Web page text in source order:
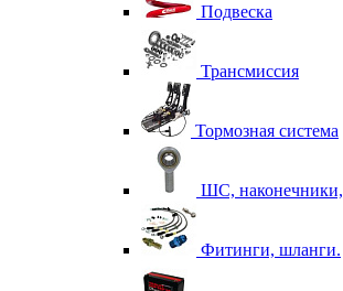
Подвеска
Трансмиссия
Тормозная система
ШС, наконечники,
Фитинги, шланги.